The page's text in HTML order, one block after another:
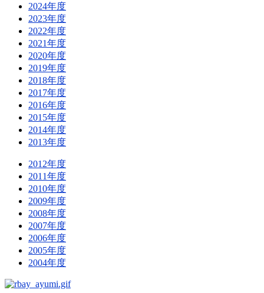
2024年度
2023年度
2022年度
2021年度
2020年度
2019年度
2018年度
2017年度
2016年度
2015年度
2014年度
2013年度
2012年度
2011年度
2010年度
2009年度
2008年度
2007年度
2006年度
2005年度
2004年度